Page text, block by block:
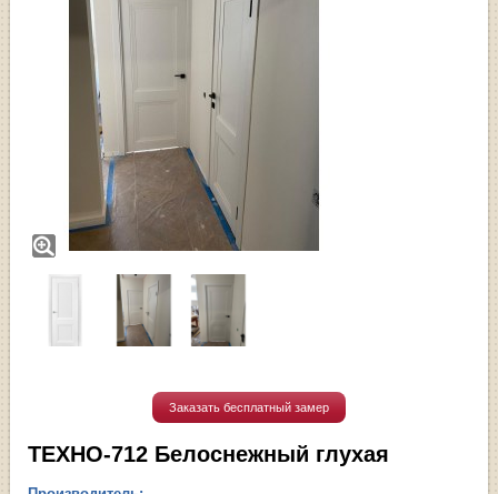
Заказать бесплатный замер
ТЕХНО-712 Белоснежный глухая